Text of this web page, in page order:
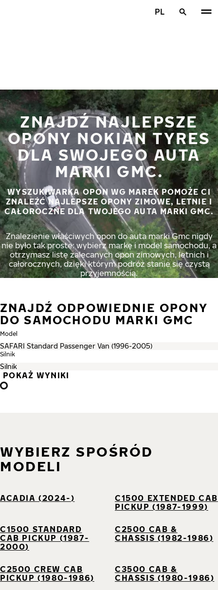
PL
ZNAJDŹ NAJLEPSZE
OPONY NOKIAN TYRES
DLA SWOJEGO AUTA
MARKI GMC.
WYSZUKIWARKA OPON WG MAREK POMOŻE CI
ZNALEŹĆ NAJLEPSZE OPONY ZIMOWE, LETNIE I
CAŁOROCZNE DLA TWOJEGO AUTA MARKI GMC.
Znalezienie właściwych opon do auta marki Gmc nigdy
nie było tak proste: wybierz markę i model samochodu, a
otrzymasz listę zalecanych opon zimowych, letnich i
całorocznych, dzięki którym podróż stanie się czystą
przyjemnością.
ZNAJDŹ ODPOWIEDNIE OPONY
DO SAMOCHODU MARKI GMC
Model
Silnik
POKAŻ WYNIKI
WYBIERZ SPOŚRÓD
MODELI
ACADIA (2024-)
C1500 EXTENDED CAB
PICKUP (1987-1999)
C1500 STANDARD
CAB PICKUP (1987-
2000)
C2500 CAB &
CHASSIS (1982-1986)
C2500 CREW CAB
PICKUP (1980-1986)
C3500 CAB &
CHASSIS (1980-1986)